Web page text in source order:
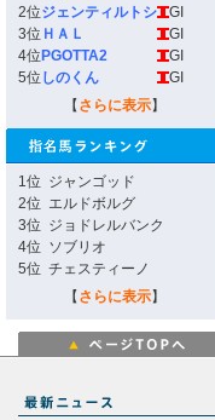
2位ジェンティルトシ
GI
3位 ＨＡＬ
GI
4位 PGOTTA2
GI
5位 しのくん
GI
【 さらに表示】
1位 ジャンゴッド
2位 エルドボルグ
3位 ジョドレルバンク
4位 ソブリオ
5位 チェスティーノ
【 さらに表示】